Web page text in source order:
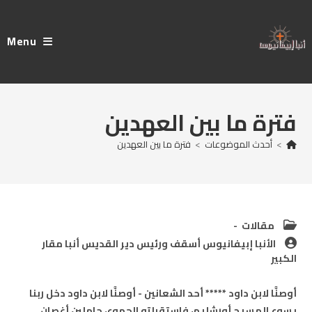
content
Menu
فترة ما بين العهدين
> أحدث الموضوعات > فترة ما بين العهدين
Post
category:
مقالات
Post
author:
الأنبا إبيفانيوس أسقف ورئيس دير القديس أنبا مقار
الكبير
أوصنَّا لابن داود ***** أحد الشعانين - أوصنَّا لابن داود دخل ربنا